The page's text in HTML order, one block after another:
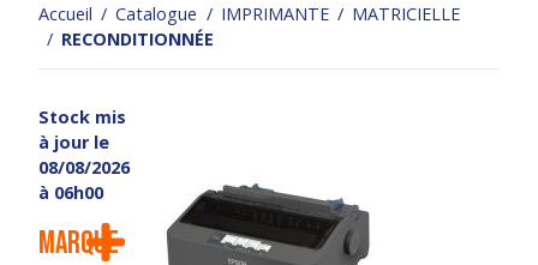
Accueil Catalogue IMPRIMANTE
MATRICIELLE
RECONDITIONNÉE
Stock mis
à jour le
08/08/2026
à 06h00
Marque